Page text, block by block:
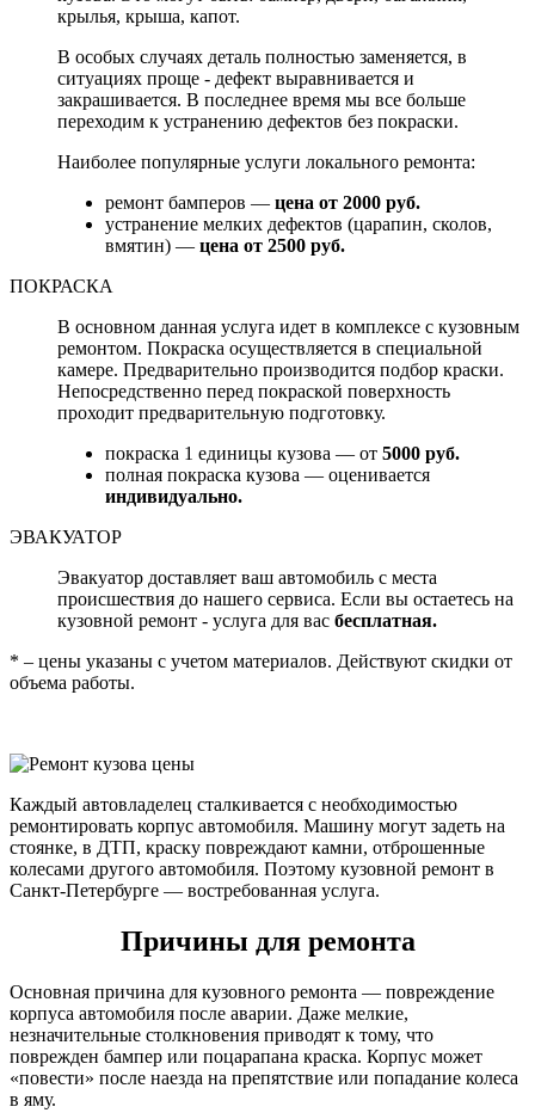
крылья, крыша, капот.
В особых случаях деталь полностью заменяется, в
ситуациях проще - дефект выравнивается и
закрашивается. В последнее время мы все больше
переходим к устранению дефектов без покраски.
Наиболее популярные услуги локального ремонта:
ремонт бамперов — цена от 2000 руб.
устранение мелких дефектов (царапин, сколов,
вмятин) — цена от 2500 руб.
ПОКРАСКА
В основном данная услуга идет в комплексе с кузовным
ремонтом. Покраска осуществляется в специальной
камере. Предварительно производится подбор краски.
Непосредственно перед покраской поверхность
проходит предварительную подготовку.
покраска 1 единицы кузова — от 5000 руб.
полная покраска кузова — оценивается
индивидуально.
ЭВАКУАТОР
Эвакуатор доставляет ваш автомобиль с места
происшествия до нашего сервиса. Если вы остаетесь на
кузовной ремонт - услуга для вас бесплатная.
* – цены указаны с учетом материалов. Действуют скидки от
объема работы.
Каждый автовладелец сталкивается с необходимостью
ремонтировать корпус автомобиля. Машину могут задеть на
стоянке, в ДТП, краску повреждают камни, отброшенные
колесами другого автомобиля. Поэтому кузовной ремонт в
Санкт-Петербурге — востребованная услуга.
Причины для ремонта
Основная причина для кузовного ремонта — повреждение
корпуса автомобиля после аварии. Даже мелкие,
незначительные столкновения приводят к тому, что
поврежден бампер или поцарапана краска. Корпус может
«повести» после наезда на препятствие или попадание колеса
в яму.